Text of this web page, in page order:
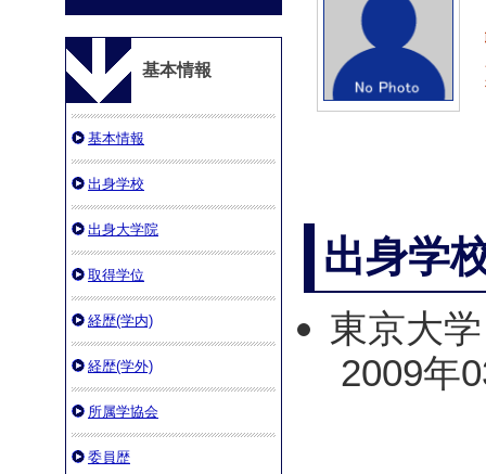
基本情報
基本情報
出身学校
出身大学院
取得学位
経歴(学内)
経歴(学外)
所属学協会
委員歴
出身学
東京大
2009年